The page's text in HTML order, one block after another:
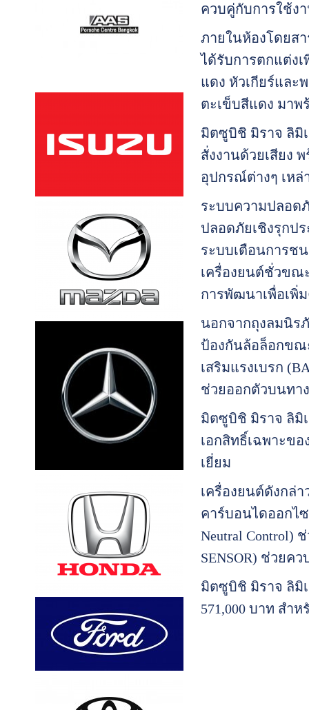
ควบคู่กับการใช้ง
ภายในห้องโดยส
ได้รับการตกแต่ง
แดง หัวเกียร์และ
ตะเข็บสีแดง มา
มิตซูบิชิ มิราจ ลิมิ
สั่งงานด้วยเสียง
อุปกรณ์ต่างๆ เห
ระบบความปลอด
ปลอดภัยเชิงรุกป
ระบบเตือนการช
เครื่องยนต์ชั่วขณ
การพัฒนาเพื่อเพิ่
นอกจากถุงลมนิร
ป้องกันล้อล็อกขณ
เสริมแรงเบรก
ช่วยออกตัวบนทา
มิตซูบิชิ มิราจ ลิมิ
เอกสิทธิ์เฉพาะข
เยี่ยม
เครื่องยนต์ดังกล่
คาร์บอนไดออกไ
Neutral Control)
SENSOR) ช่วย
มิตซูบิชิ มิราจ ลิมิ
571,000 บาท สำ